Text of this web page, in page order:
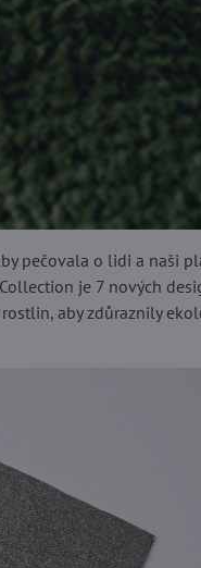
pečovala o lidi a naši
je 7 nových
aby zdůraznily